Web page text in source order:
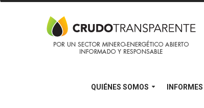
QUIÉNES SOMOS INFORMES